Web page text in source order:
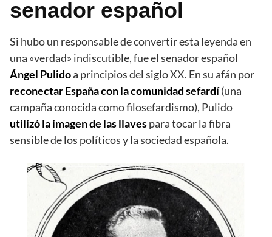
senador español
Si hubo un responsable de convertir esta leyenda en
una «verdad» indiscutible, fue el senador español
Ángel Pulidoa principios del siglo XX. En su afán por
reconectar España con la comunidad sefardí(una
campaña conocida como filosefardismo), Pulido
utilizó la imagen de las llavespara tocar la fibra
sensible de los políticos y la sociedad española.